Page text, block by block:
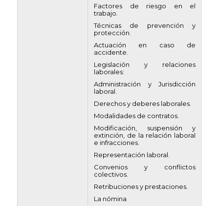
Factores de riesgo en el
trabajo.
Técnicas de prevención y
protección.
Actuación en caso de
accidente.
Legislación y relaciones
laborales:
Administración y Jurisdicción
laboral.
Derechos y deberes laborales.
Modalidades de contratos.
Modificación, suspensión y
extinción, de la relación laboral
e infracciones.
Representación laboral.
Convenios y conflictos
colectivos.
Retribuciones y prestaciones.
La nómina